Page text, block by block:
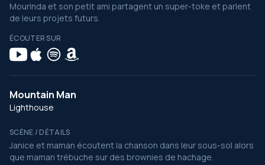
Mourinda et son petit ami partagent un super-toke et parlent
de leurs projets futurs.
ÉCOUTER SUR
Mountain Man
Lighthouse
SCÈNE / DÉTAILS
Janice et maman écoutent la chanson dans leur sous-sol alors
que maman trébuche sur des brownies de hachage.